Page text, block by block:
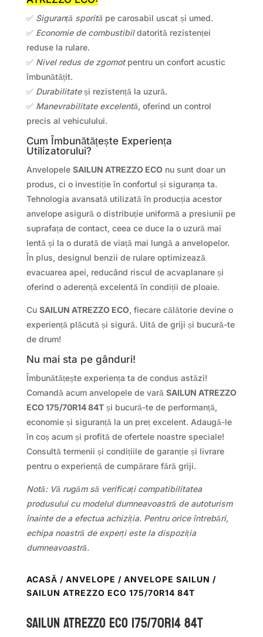
✅ Siguranță sporită pe carosabil uscat și umed.
✅ Economie de combustibildatorită rezistenței
reduse la rulare.
✅ Nivel redus de zgomotpentru un confort acustic
îmbunătățit.
✅ Durabilitateși rezistență la uzură.
✅ Manevrabilitate excelentă, oferind un control
precis al vehiculului.
Cum Îmbunătățește Experiența
Utilizatorului?
Anvelopele SAILUN ATREZZO ECO nu sunt doar un
produs, ci o investiție în confortul și siguranța ta.
Tehnologia avansată utilizată în producția acestor
anvelope asigură o distribuție uniformă a presiunii pe
suprafața de contact, ceea ce duce la o uzură mai
lentă și la o durată de viață mai lungă a anvelopelor.
În plus, designul benzii de rulare optimizează
evacuarea apei, reducând riscul de acvaplanare și
oferind o aderență excelentă în condiții de ploaie.
Cu SAILUN ATREZZO ECO, fiecare călătorie devine o
experiență plăcută și sigură. Uită de griji și bucură-te
de drum!
Nu mai sta pe gânduri!
Îmbunătățește experiența ta de condus astăzi!
Comandă acum anvelopele de vară SAILUN ATREZZO
ECO 175/70R14 84Tși bucură-te de performanță,
economie și siguranță la un preț excelent. Adaugă-le
în coș acum și profită de ofertele noastre speciale!
Consultă termenii și condițiile de garanție și livrare
pentru o experiență de cumpărare fără griji.
Notă: Vă rugăm să verificați compatibilitatea
produsului cu modelul dumneavoastră de autoturism
înainte de a efectua achiziția. Pentru orice întrebări,
echipa noastră de experți este la dispoziția
dumneavoastră.
ACASĂ / ANVELOPE / ANVELOPE SAILUN /
SAILUN ATREZZO ECO 175/70R14 84T
Sailun ATREZZO ECO 175/70R14 84T